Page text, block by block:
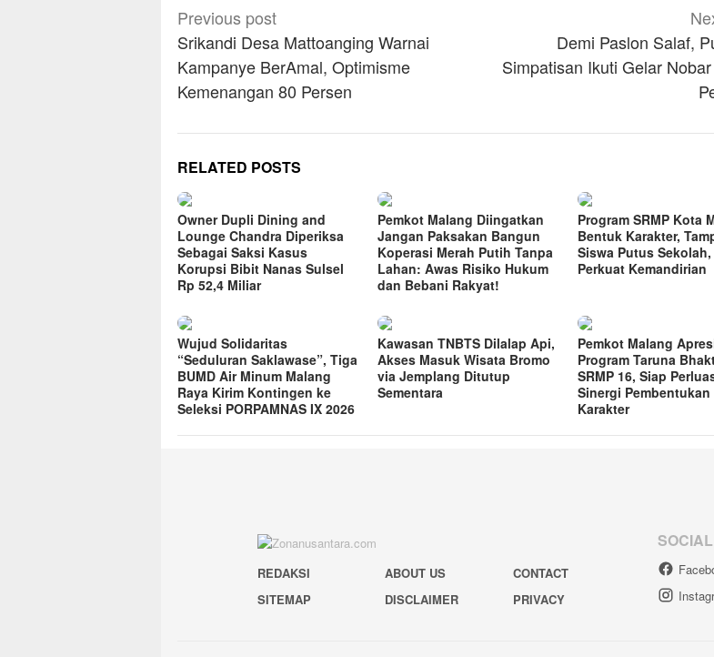
Post
navigation
Previous post
Srikandi Desa Mattoanging Warnai
Kampanye BerAmal, Optimisme
Kemenangan 80 Persen
Demi Paslon Salaf,
Simpatisan Ikuti Gelar
RELATED POSTS
Owner Dupli Dining and
Lounge Chandra Diperiksa
Sebagai Saksi Kasus
Korupsi Bibit Nanas Sulsel
Rp 52,4 Miliar
Pemkot Malang Diingatkan
Jangan Paksakan Bangun
Koperasi Merah Putih Tanpa
Lahan: Awas Risiko Hukum
dan Bebani Rakyat!
Program SRMP Kota
Bentuk Karakter,
Siswa Putus
Perkuat Kemandirian
Wujud Solidaritas
“Seduluran Saklawase”, Tiga
BUMD Air Minum Malang
Raya Kirim Kontingen ke
Seleksi PORPAMNAS IX 2026
Kawasan TNBTS Dilalap Api,
Akses Masuk Wisata Bromo
via Jemplang Ditutup
Sementara
Pemkot Malang
Program Taruna
SRMP 16, Siap
Sinergi Pembentukan
Karakter
REDAKSI ABOUT US
CONTACT
SITEMAP
DISCLAIMER PRIVACY